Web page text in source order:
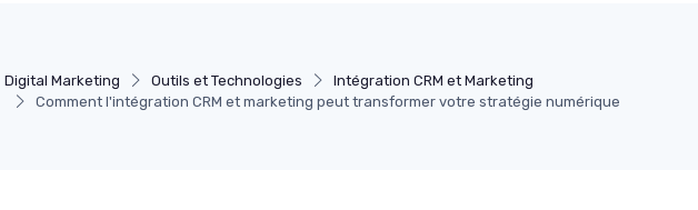
Digital Marketing Outils et Technologies
Intégration CRM et Marketing
Comment l'intégration CRM et marketing peut transformer votre stratégie numérique